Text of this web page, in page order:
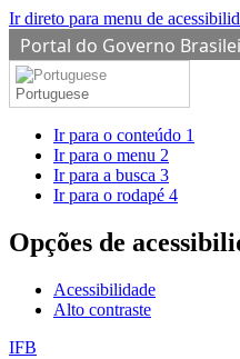
Ir direto para menu de
Portal do Governo
Portuguese
Ir para o conteúdo 1
Ir para o menu 2
Ir para a busca 3
Ir para o rodapé 4
Opções de
Acessibilidade
Alto contraste
IFB